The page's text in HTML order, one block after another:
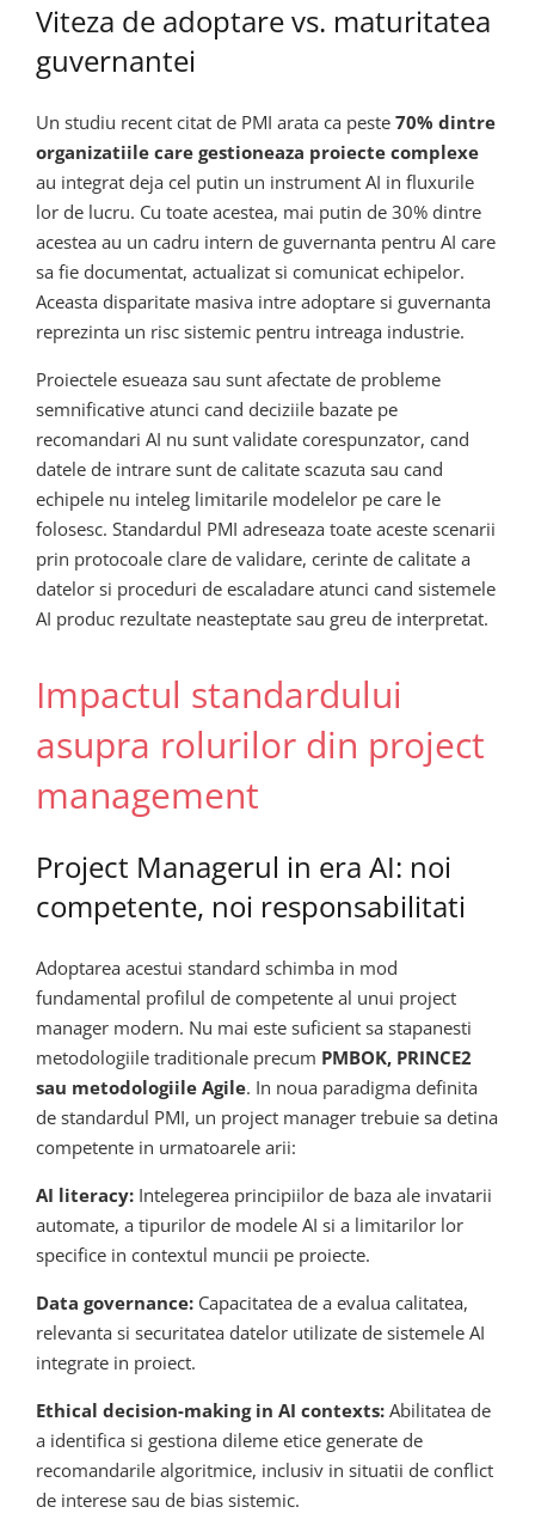
Viteza de adoptare vs. maturitatea
guvernantei
Un studiu recent citat de PMI arata ca peste 70% dintre
organizatiile care gestioneaza proiecte complexe
au integrat deja cel putin un instrument AI in fluxurile
lor de lucru. Cu toate acestea, mai putin de 30% dintre
acestea au un cadru intern de guvernanta pentru AI care
sa fie documentat, actualizat si comunicat echipelor.
Aceasta disparitate masiva intre adoptare si guvernanta
reprezinta un risc sistemic pentru intreaga industrie.
Proiectele esueaza sau sunt afectate de probleme
semnificative atunci cand deciziile bazate pe
recomandari AI nu sunt validate corespunzator, cand
datele de intrare sunt de calitate scazuta sau cand
echipele nu inteleg limitarile modelelor pe care le
folosesc. Standardul PMI adreseaza toate aceste scenarii
prin protocoale clare de validare, cerinte de calitate a
datelor si proceduri de escaladare atunci cand sistemele
AI produc rezultate neasteptate sau greu de interpretat.
Impactul standardului
asupra rolurilor din project
management
Project Managerul in era AI: noi
competente, noi responsabilitati
Adoptarea acestui standard schimba in mod
fundamental profilul de competente al unui project
manager modern. Nu mai este suficient sa stapanesti
metodologiile traditionale precum PMBOK, PRINCE2
sau metodologiile Agile. In noua paradigma definita
de standardul PMI, un project manager trebuie sa detina
competente in urmatoarele arii:
AI literacy: Intelegerea principiilor de baza ale invatarii
automate, a tipurilor de modele AI si a limitarilor lor
specifice in contextul muncii pe proiecte.
Data governance: Capacitatea de a evalua calitatea,
relevanta si securitatea datelor utilizate de sistemele AI
integrate in proiect.
Ethical decision-making in AI contexts: Abilitatea de
a identifica si gestiona dileme etice generate de
recomandarile algoritmice, inclusiv in situatii de conflict
de interese sau de bias sistemic.